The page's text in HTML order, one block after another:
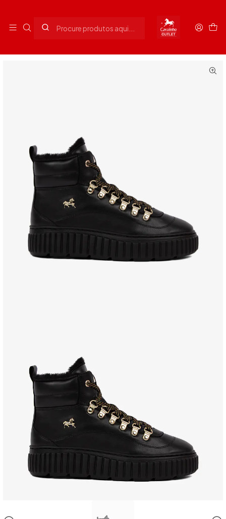
Início Senhora Calçado Senhora Sapatilha Artic